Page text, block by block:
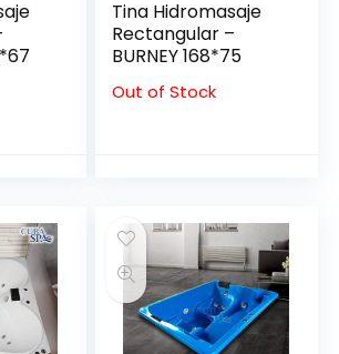
Tina Hidromasaje
Rectangular –
BURNEY 168*75
Out of Stock